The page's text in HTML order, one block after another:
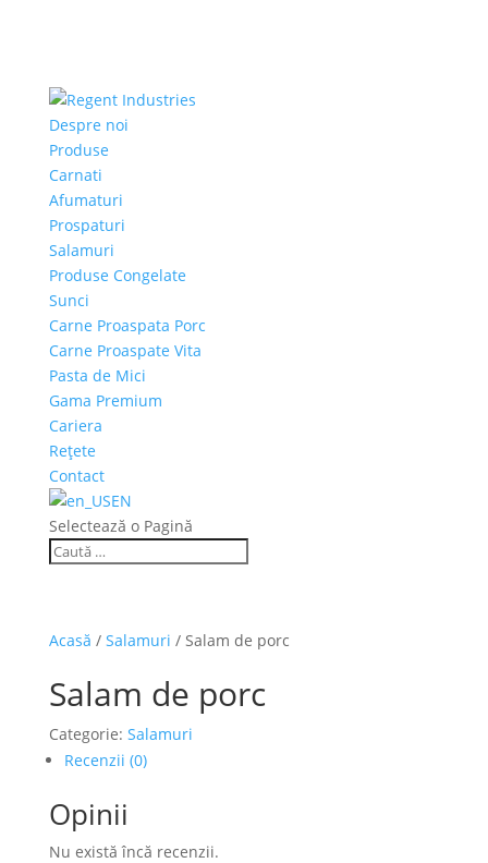
Despre noi
Produse
Carnati
Afumaturi
Prospaturi
Salamuri
Produse Congelate
Sunci
Carne Proaspata Porc
Carne Proaspate Vita
Pasta de Mici
Gama Premium
Cariera
Rețete
Contact
EN
Selectează o Pagină
Acasă / Salamuri / Salam de porc
Salam de porc
Categorie: Salamuri
Recenzii (0)
Opinii
Nu există încă recenzii.